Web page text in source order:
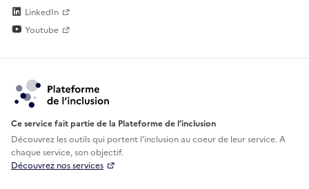
LinkedIn
Youtube
Ce service fait partie de la Plateforme de l’inclusion
Découvrez les outils qui portent l'inclusion aucoeur de leur service. A
chaque service, son objectif.
Découvrez nos services